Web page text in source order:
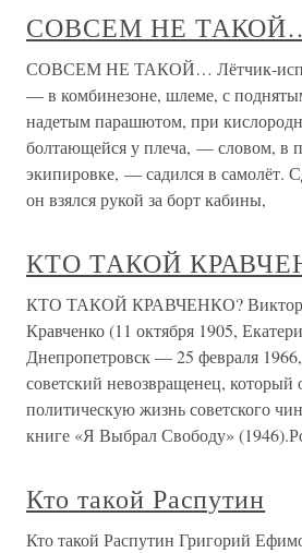
СОВСЕМ НЕ
СОВСЕМ НЕ ТАКОЙ… Лётчик-
— в комбинезоне, шлеме, с
надетым парашютом, при
болтающейся у плеча, — словом, в
экипировке, — садился в самолёт.
он взялся рукой за борт кабины,
КТО ТАКОЙ
КТО ТАКОЙ КРАВЧЕНКО? Виктор
Кравченко (11 октября 1905,
Днепропетровск — 25 февраля
советский невозвращенец,
политическую жизнь советского
книге «Я Выбрал Свободу»
Кто такой Распутин
Кто такой Распутин Григорий